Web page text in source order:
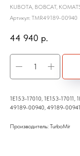
KUBOTA, BOBCAT,
Артикул: TMR49189-00940
44 940 р.
1E153-17010, 1E153-17011,
49189-00940, 49189-
Производитель: TurboMir